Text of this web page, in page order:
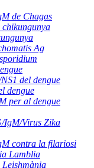
de Chagas
Ag
del dengue
dengue
per al dengue
IgM/Virus Zika
contra la filariosi
Lamblia